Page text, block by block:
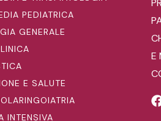
PEDIATRICA
GENERALE
E SALUTE
INTENSIVA
E